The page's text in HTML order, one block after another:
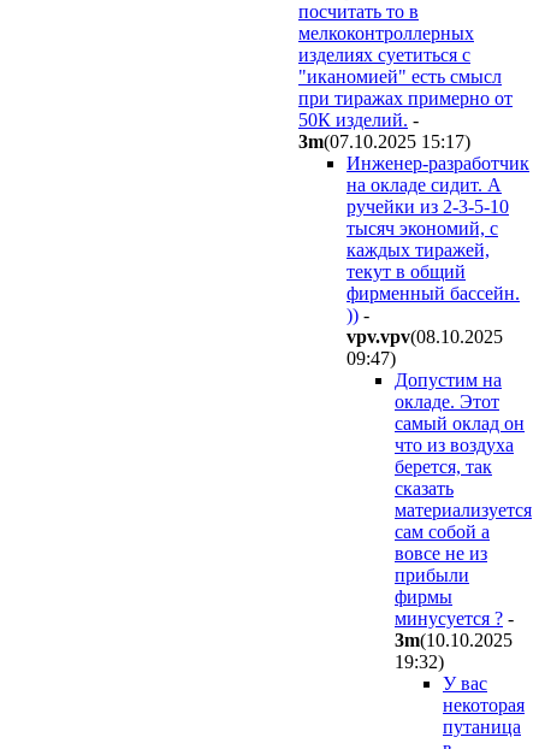
посчитать то в
мелкоконтроллерных
изделиях суетиться с
"иканомией" есть смысл
при тиражах примерно от
50К изделий. -
3m(07.10.2025 15:17)
Инженер-разработчик
на окладе сидит. А
ручейки из 2-3-5-10
тысяч экономий, с
каждых тиражей,
текут в общий
фирменный бассейн.
)) -
vpv.vpv(08.10.2025
09:47)
Допустим на
окладе. Этот
самый оклад он
что из воздуха
берется, так
сказать
материализуется
сам собой а
вовсе не из
прибыли
фирмы
минусуется ? -
3m(10.10.2025
19:32)
У вас
некоторая
путаница